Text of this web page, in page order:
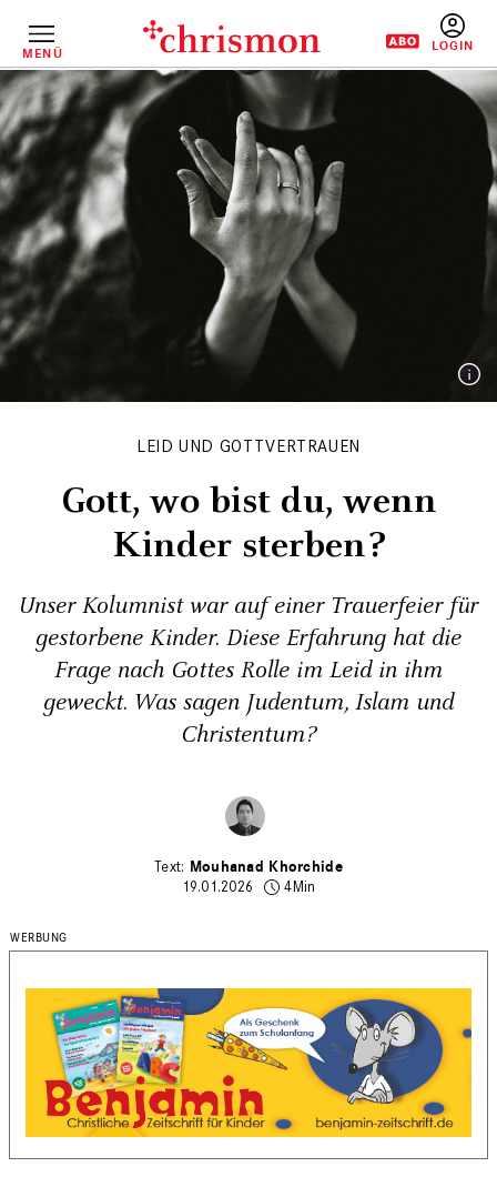
InhaltMENÜ
LEID UND GOTTVERTRAUEN
Gott, wo bist du, wenn
Kinder sterben?
Unser Kolumnist war auf einer Trauerfeier für
gestorbene Kinder. Diese Erfahrung hat die
Frage nach Gottes Rolle im Leid in ihm
geweckt. Was sagen Judentum, Islam und
Christentum?
Mouhanad Khorchide
19.01.2026
4Min